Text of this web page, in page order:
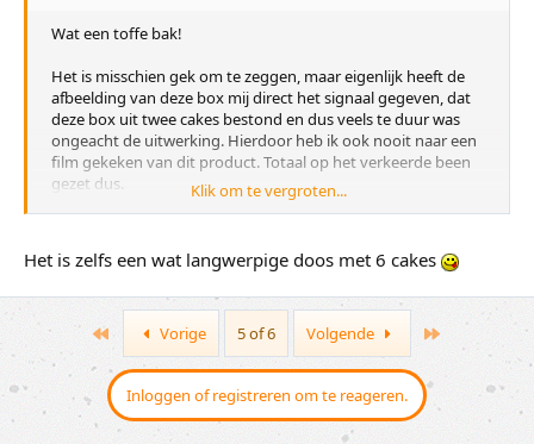
Wat een toffe bak!
Het is misschien gek om te zeggen, maar eigenlijk heeft de
afbeelding van deze box mij direct het signaal gegeven, dat
deze box uit twee cakes bestond en dus veels te duur was
ongeacht de uitwerking. Hierdoor heb ik ook nooit naar een
film gekeken van dit product. Totaal op het verkeerde been
gezet dus.
Tot mijn grote verbazing is dit gewoon een vierkante box
Zo zie je maar hoe snel je conclusies vormt zonder het fijne te
Klik om te vergroten...
Het is zelfs een wat langwerpige doos met 6 cakes
First Vorige 5 of 6 Volgende
Inloggen of registreren om te reageren.